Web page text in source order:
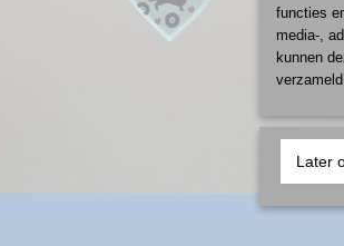
functies
media-,
kunnen
Later